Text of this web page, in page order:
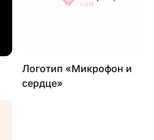
Логотип «Микрофон и
сердце»